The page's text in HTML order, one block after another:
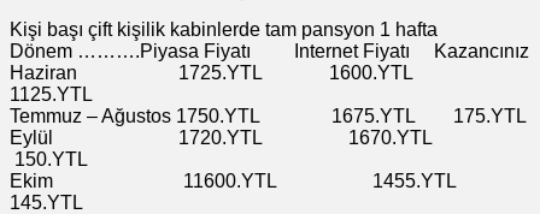
Kişi başı çift kişilik kabinlerde tam pansyon 1 hafta
Dönem ……….Piyasa Fiyatı Internet Fiyatı Kazancınız
Haziran 1725.YTL 1600.YTL
1125.YTL
Temmuz – Ağustos 1750.YTL 1675.YTL 175.YTL
Eylül 1720.YTL 1670.YTL
150.YTL
Ekim 11600.YTL 1455.YTL
145.YTL